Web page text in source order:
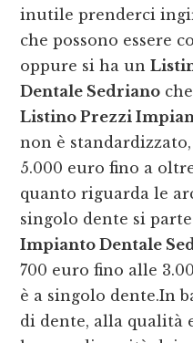
inutile prenderci
che possono essere
oppure si ha un
Dentale Sedriano
Listino Prezzi
non è
5.000 euro fino a
quanto riguarda le
singolo dente si
Impianto Dentale
700 euro fino alle
è a singolo dente.In
di dente, alla qualità